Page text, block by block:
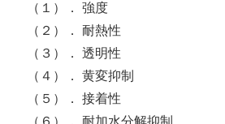
（１）． 強度
（２）． 耐熱性
（３）． 透明性
（４）． 黄変抑制
（５）． 接着性